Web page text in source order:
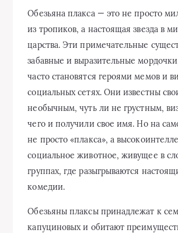
Обезьяна плакса — это не просто
из тропиков, а настоящая звезда в
царства. Эти примечательные
забавные и выразительные
часто становятся героями мемов и
социальных сетях. Они известны
необычным, чуть ли не грустным,
чего и получили свое имя. Но на
не просто «плакса», а
социальное животное, живущее в
группах, где разыгрываются
комедии.
Обезьяны плаксы принадлежат к
капуциновых и обитают